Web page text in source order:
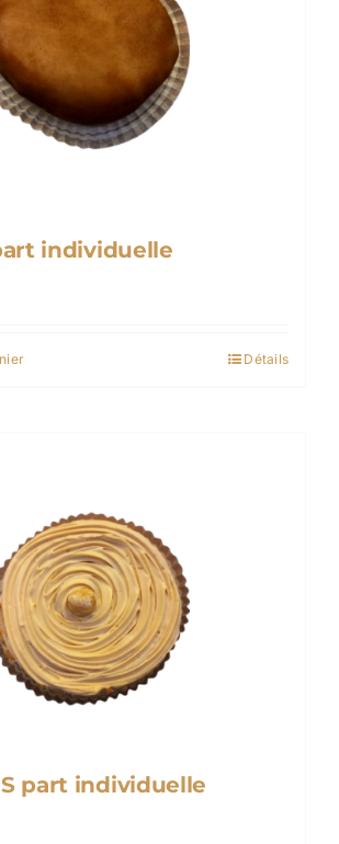
individuelle
Détails
part individuelle